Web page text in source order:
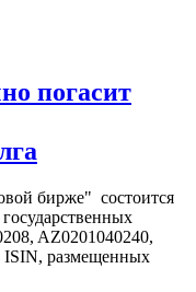
погасит
бирже" состоится
AZ0201040240,
ISIN, размещенных